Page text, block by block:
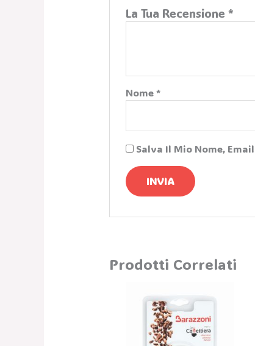
La Tua Recensione*
Nome*
Salva Il Mio Nome,
Prodotti Correlati